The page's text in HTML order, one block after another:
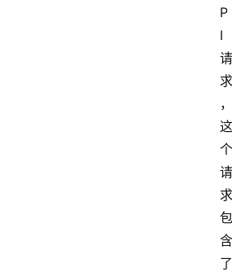
P
I
请
求
，
这
个
请
求
包
含
了